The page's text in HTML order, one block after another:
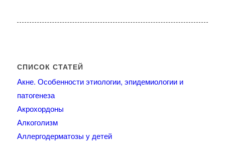
СПИСОК СТАТЕЙ
Акне. Особенности этиологии, эпидемиологии и
патогенеза
Акрохордоны
Алкоголизм
Аллергодерматозы у детей